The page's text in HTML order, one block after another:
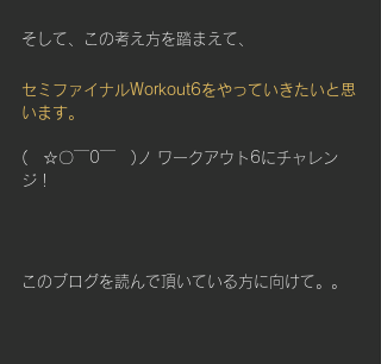
そして、この考え方を踏まえて、
セミファイナルWorkout6をやっていきたいと思
います。
(　☆〇￣0￣　)ノ ワークアウト6にチャレン
ジ！
このブログを読んで頂いている方に向けて。。